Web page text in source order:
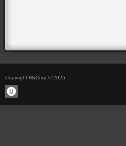
Copyright MyCorp © 2026